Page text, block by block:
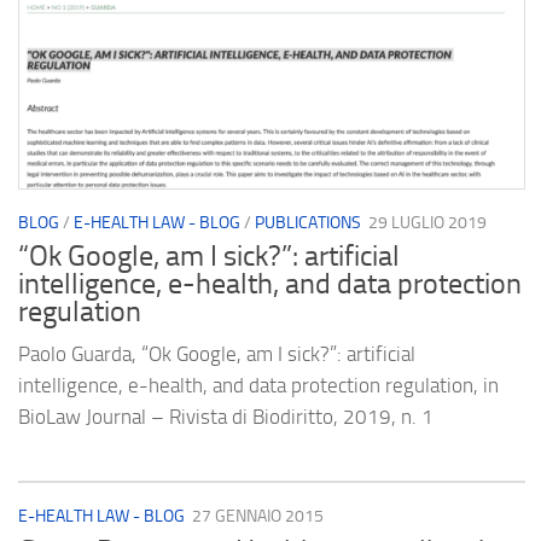
BLOG / E-HEALTH LAW - BLOG / PUBLICATIONS 29 LUGLIO 2019
“Ok Google, am I sick?”: artificial
intelligence, e-health, and data protection
regulation
Paolo Guarda, “Ok Google, am I sick?”: artificial
intelligence, e-health, and data protection regulation, in
BioLaw Journal – Rivista di Biodiritto, 2019, n. 1
E-HEALTH LAW - BLOG 27 GENNAIO 2015